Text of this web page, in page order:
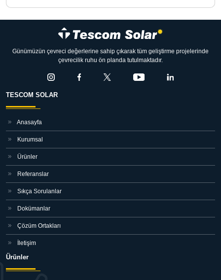
Günümüzün çevreci değerlerine sahip çıkarak tüm geliştirme projelerinde
çevrecilik ruhu ön planda tutulmaktadır.
TESCOM SOLAR
Anasayfa
Kurumsal
Ürünler
Referanslar
Sıkça Sorulanlar
Dokümanlar
Çözüm Ortakları
İletişim
Ürünler